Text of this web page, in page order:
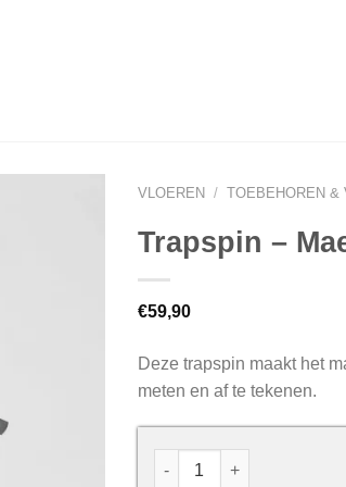
VLOEREN / TOEBEHOREN &
Trapspin –
€59,90
Deze trapspin maakt het
meten en af te tekenen.
Trapspin - Maestro